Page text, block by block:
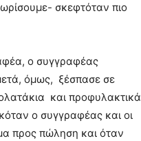
σκεφτόταν πιο
ο συγγραφέας
όμως, ξέσπασε σε
και προφυλακτικά
ο συγγραφέας και οι
προς πώληση και όταν